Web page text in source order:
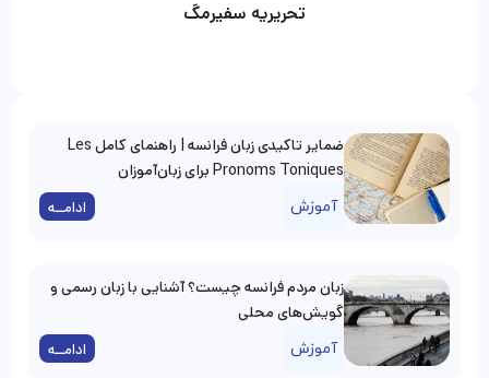
تحریریه سفیرمگ
ضمایر تاکیدی زبان فرانسه | راهنمای کامل Les
Pronoms Toniques برای زبان‌آموزان
آموزش ادامــه
زبان مردم فرانسه چیست؟ آشنایی با زبان رسمی و
گویش‌های محلی
آموزش ادامــه